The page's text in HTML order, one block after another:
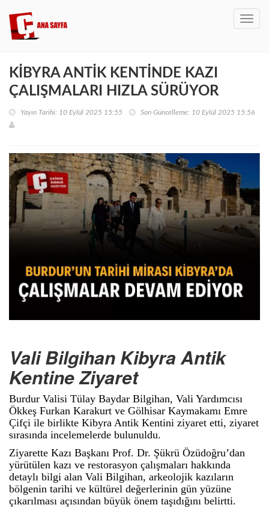
KİBYRA ANTİK KENTİNDE KAZI
ÇALIŞMALARI HIZLA SÜRÜYOR
Yayın Tarihi: 10 Eylül 2025 15:55 Son Güncelleme: 10 Eylül 2025 15:56
Vali Bilgihan Kibyra Antik
Kentine Ziyaret
Burdur Valisi Tülay Baydar Bilgihan, Vali Yardımcısı
Ökkeş Furkan Karakurt ve Gölhisar Kaymakamı Emre
Çifçi ile birlikte Kibyra Antik Kentini ziyaret etti, ziyaret
sırasında incelemelerde bulunuldu.
Ziyarette Kazı Başkanı Prof. Dr. Şükrü Özüdoğru’dan
yürütülen kazı ve restorasyon çalışmaları hakkında
detaylı bilgi alan Vali Bilgihan, arkeolojik kazıların
bölgenin tarihi ve kültürel değerlerinin gün yüzüne
çıkarılması açısından büyük önem taşıdığını belirtti.